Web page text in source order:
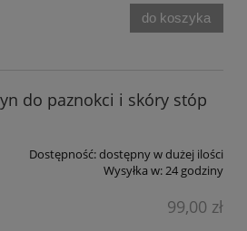
do koszyka
do paznokci i skóry stóp
Dostępność:dostępny w dużej ilości
Wysyłka w:24 godziny
99,00 zł